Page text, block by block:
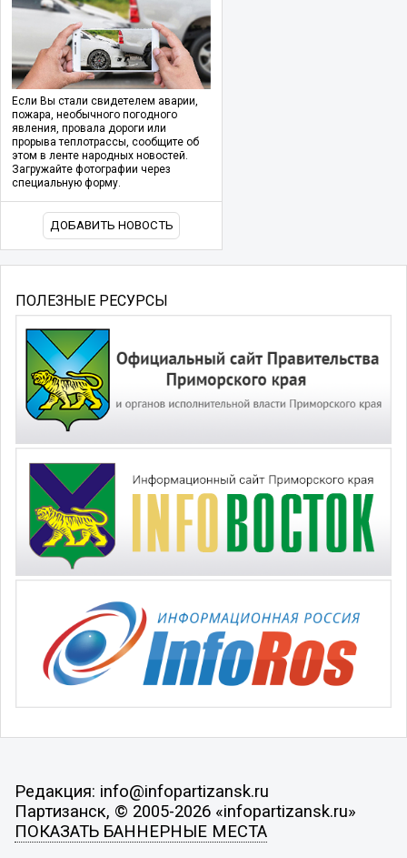
Если Вы стали свидетелем аварии,
пожара, необычного погодного
явления, провала дороги или
прорыва теплотрассы, сообщите об
этом в ленте народных новостей.
Загружайте фотографии через
специальную форму.
ДОБАВИТЬ НОВОСТЬ
ПОЛЕЗНЫЕ РЕСУРСЫ
Редакция: info@infopartizansk.ru
Партизанск, © 2005-2026 «infopartizansk.ru»
ПОКАЗАТЬ БАННЕРНЫЕ МЕСТА